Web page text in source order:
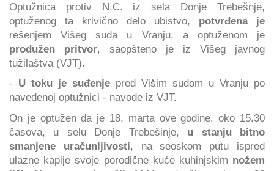
Optužnica protiv N.C. iz sela Donje Trebešnje,
optuženog ta krivično delo ubistvo, potvrđena je
rešenjem Višeg suda u Vranju, a optuženom je
produžen pritvor, saopšteno je iz Višeg javnog
tužilaštva (VJT).
- U toku je suđenje pred Višim sudom u Vranju po
navedenoj optužnici - navode iz VJT.
On je optužen da je 18. marta ove godine, oko 15.30
časova, u selu Donje Trebešinje, u stanju bitno
smanjene uračunljivosti, na seoskom putu ispred
ulazne kapije svoje porodične kuće kuhinjskim nožem